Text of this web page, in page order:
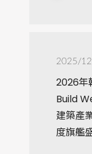
2025/
2026年
Build
建築產
度旗艦